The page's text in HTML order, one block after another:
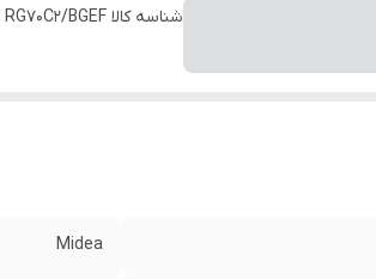
نوع باطری:نیم قلمی (AAA) شناسه کالا BGEF
Midea